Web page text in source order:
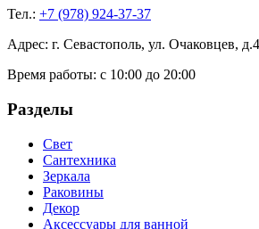
Тел.: +7 (978) 924-37-37
Адрес: г. Севастополь, ул. Очаковцев,
Время работы: с 10:00 до 20:00
Разделы
Свет
Сантехника
Зеркала
Раковины
Декор
Аксессуары для ванной